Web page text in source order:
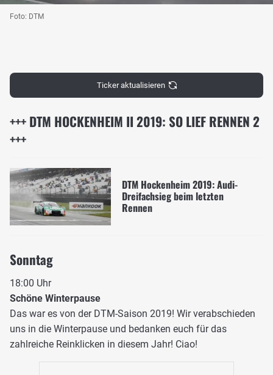
Foto: DTM
Ticker aktualisieren
+++ DTM HOCKENHEIM II 2019: SO LIEF RENNEN 2
+++
DTM Hockenheim 2019: Audi-
Dreifachsieg beim letzten
Rennen
Sonntag
18:00 Uhr
Schöne Winterpause
Das war es von der DTM-Saison 2019! Wir verabschieden
uns in die Winterpause und bedanken euch für das
zahlreiche Reinklicken in diesem Jahr! Ciao!